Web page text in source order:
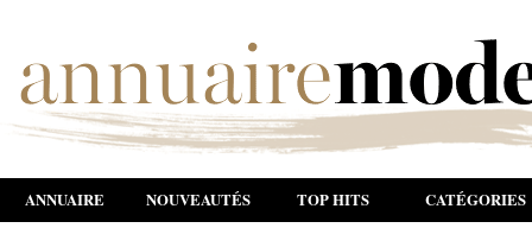
ANNUAIRE NOUVEAUTÉS TOP HITS CATÉGORIES